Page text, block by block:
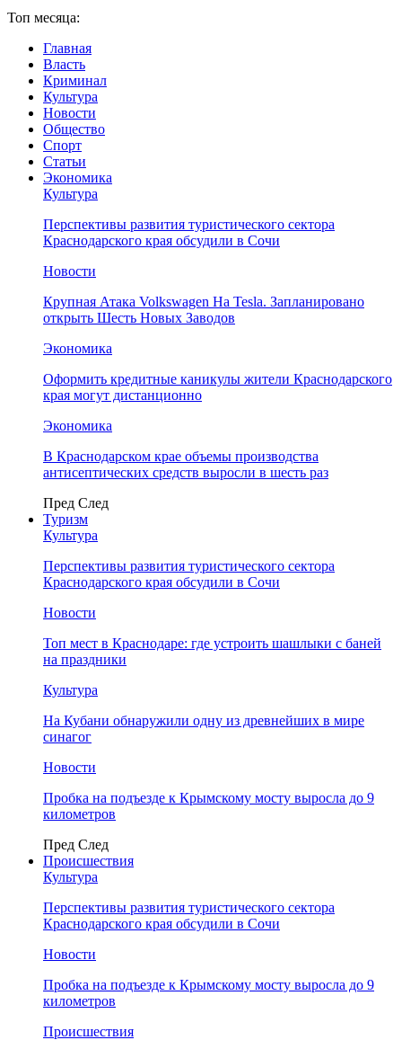
Топ месяца:
Главная
Власть
Криминал
Культура
Новости
Общество
Спорт
Статьи
Экономика
Культура
Перспективы развития туристического сектора
Краснодарского края обсудили в Сочи
Новости
Крупная Атака Volkswagen На Tesla. Запланировано
открыть Шесть Новых Заводов
Экономика
Оформить кредитные каникулы жители Краснодарского
края могут дистанционно
Экономика
В Краснодарском крае объемы производства
антисептических средств выросли в шесть раз
Пред След
Туризм
Культура
Перспективы развития туристического сектора
Краснодарского края обсудили в Сочи
Новости
Топ мест в Краснодаре: где устроить шашлыки с баней
на праздники
Культура
На Кубани обнаружили одну из древнейших в мире
синагог
Новости
Пробка на подъезде к Крымскому мосту выросла до 9
километров
Пред След
Происшествия
Культура
Перспективы развития туристического сектора
Краснодарского края обсудили в Сочи
Новости
Пробка на подъезде к Крымскому мосту выросла до 9
километров
Происшествия